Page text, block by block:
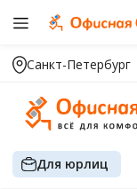
Санкт-Петербург
Для юрлиц